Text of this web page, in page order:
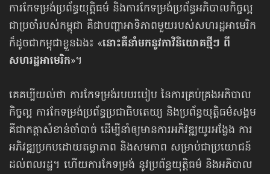
ការកែទម្រង់ប្រព័ន្ធយុត្តិធម៌ និងការកែ​ទម្រង់​​ប្រព័ន្ធ​អភិបាល​កិច្ចល្អ​
ជាប្រចាំ​របស់កម្ពុជា គឺជាបញ្ហាអាទិភាពមួយ​របស់សហរដ្ឋអាមេរិក
ក៏ដូចជា​កម្ពុជា​ខ្លួនឯង៖ «នោះ​គឺនាំ​មក​នូវកាវិនិយោគ​ថ្មីៗ ពី
សហរដ្ឋអាមេរិក»។
គេគប្បីយល់ថា ការកែទម្រង់របបរបៀប នៃការគ្រប់គ្រងអភិបាល
កិច្ចល្អ ការកែទម្រង់ប្រព័ន្ធប្រជាធិបតេយ្យ និងប្រព័ន្ធ​យុត្តិធម៌​សង្គម
គឺជាកត្តា​សំខាន់ចាំបាច់ ដើម្បីនាំឲ្យមានការអភិវឌ្ឍយូរអង្វែង ការ
អភិវឌ្ឍប្រកបដោយតម្លាភាព និង​សមភាព សម្រាប់​ជា​ប្រយោជន៍
ដល់ពលរដ្ឋ។ ហើយការកែទម្រង់ នូវប្រព័ន្ធយុត្តិធម៌ និងអភិបាល